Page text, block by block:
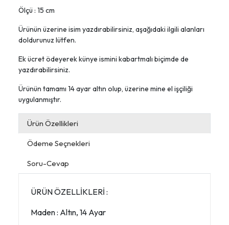
Ölçü : 15 cm
Ürünün üzerine isim yazdırabilirsiniz, aşağıdaki ilgili alanları
doldurunuz lütfen.
Ek ücret ödeyerek künye ismini kabartmalı biçimde de
yazdırabilirsiniz.
Ürünün tamamı 14 ayar altın olup, üzerine mine el işçiliği
uygulanmıştır.
Ürün Özellikleri
Ödeme Seçnekleri
Soru-Cevap
ÜRÜN ÖZELLİKLERİ :
Maden : Altın, 14 Ayar